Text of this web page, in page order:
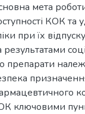
мета
КОК та
при їх
результатами
препарати
ключовими